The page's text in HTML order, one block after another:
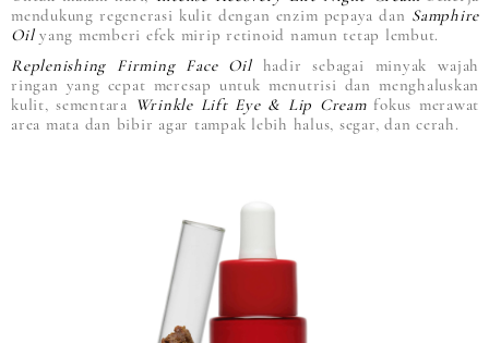
mendukung regenerasi kulit dengan enzim pepaya dan Samphire
Oil yang memberi efek mirip retinoid namun tetap lembut.
Replenishing Firming Face Oil hadir sebagai minyak wajah
ringan yang cepat meresap untuk menutrisi dan menghaluskan
kulit, sementara
Wrinkle Lift Eye & Lip Creamfokus merawat
area mata dan bibir agar tampak lebih halus, segar, dan cerah.